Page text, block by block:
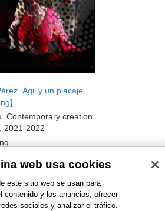
Ágil y un placaje
Contemporary creation
2021-2022
web usa cookies
este sitio web se usan para
contenido y los anuncios, ofrecer
sociales y analizar el tráfico.